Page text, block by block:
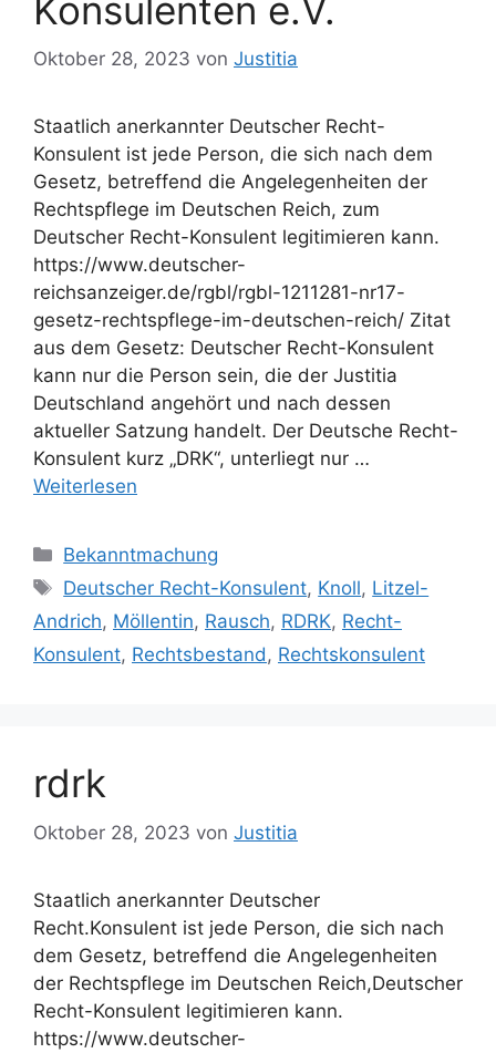
Konsulenten e.V.
Oktober 28, 2023 von Justitia
Staatlich anerkannter Deutscher Recht-
Konsulent ist jede Person, die sich nach dem
Gesetz, betreffend die Angelegenheiten der
Rechtspflege im Deutschen Reich, zum
Deutscher Recht-Konsulent legitimieren kann.
https://www.deutscher-
reichsanzeiger.de/rgbl/rgbl-1211281-nr17-
gesetz-rechtspflege-im-deutschen-reich/ Zitat
aus dem Gesetz: Deutscher Recht-Konsulent
kann nur die Person sein, die der Justitia
Deutschland angehört und nach dessen
aktueller Satzung handelt. Der Deutsche Recht-
Konsulent kurz „DRK“, unterliegt nur …
Weiterlesen
Kategorien
Bekanntmachung
Schlagwörter
Deutscher Recht-Konsulent, Knoll, Litzel-
Andrich, Möllentin, Rausch, RDRK, Recht-
Konsulent, Rechtsbestand, Rechtskonsulent
rdrk
Oktober 28, 2023 von Justitia
Staatlich anerkannter Deutscher
Recht.Konsulent ist jede Person, die sich nach
dem Gesetz, betreffend die Angelegenheiten
der Rechtspflege im Deutschen Reich,Deutscher
Recht-Konsulent legitimieren kann.
https://www.deutscher-